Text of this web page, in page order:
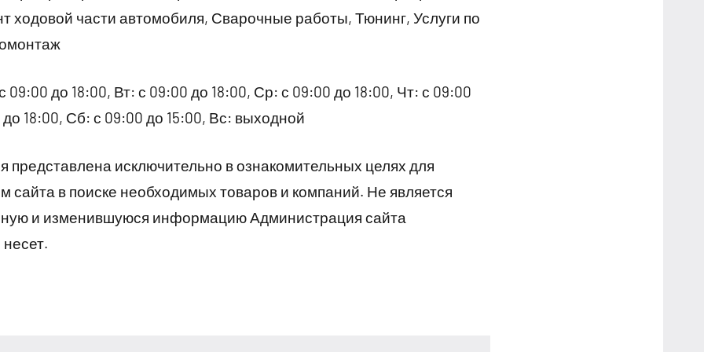
ходовой части автомобиля, Сварочные работы, Тюнинг, Услуги по
до 18:00, Вт: с 09:00 до 18:00, Ср: с 09:00 до 18:00, Чт: с 09:00
18:00, Сб: с 09:00 до 15:00, Вс: выходной
исключительно в ознакомительных целях для
сайта в поиске необходимых товаров и компаний. Не является
и изменившуюся информацию Администрация сайта